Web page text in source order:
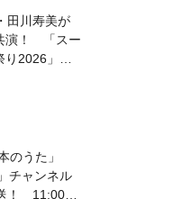
田川寿美が
演！ 「スー
2026」で
のうた」
チャンネル
！ 11:00～